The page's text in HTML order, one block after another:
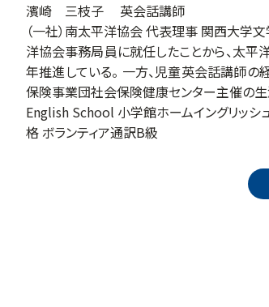
濱崎 三枝子 英会話講師
（一社）南太平洋協会 代表理事 関西大学
洋協会事務局員に就任したことから、太
年推進している。 一方、児童英会話講師の
保険事業団社会保険健康センター主催の生
English School 小学館ホームイングリッシ
格 ボランティア通訳B級